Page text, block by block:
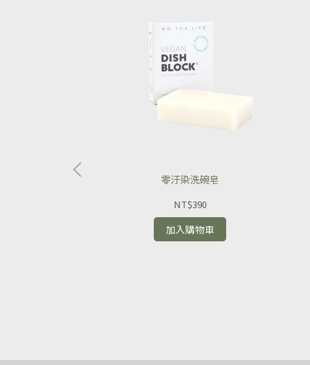
零汙染洗碗皂
NT$390
加入購物車